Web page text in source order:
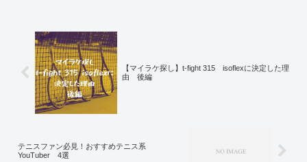
【マイラケ探し】t-fight 315 isoflexに決定した理
由 後編
テニスファン必見！おすすめテニス系
YouTuber 4選